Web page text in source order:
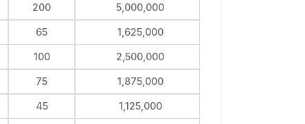
200 5,000,000
65 1,625,000
100 2,500,000
75 1,875,000
45 1,125,000